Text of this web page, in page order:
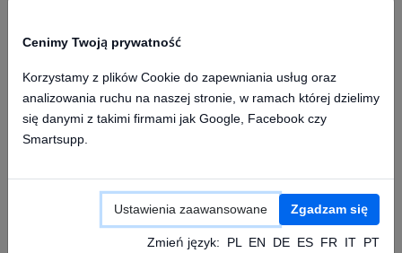
Dostęp z aplikacji mobilnej
Cenimy Twoją prywatność
Korzystamy z plików Cookie do zapewniania usług oraz
analizowania ruchu na naszej stronie, w ramach której dzielimy
się danymi z takimi firmami jak Google, Facebook czy
Smartsupp.
Ustawienia zaawansowane Zgadzam się
Zmień język: PL EN DE ES FR IT PT